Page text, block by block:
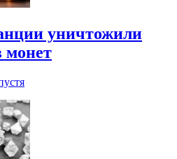
уничтожили
монет